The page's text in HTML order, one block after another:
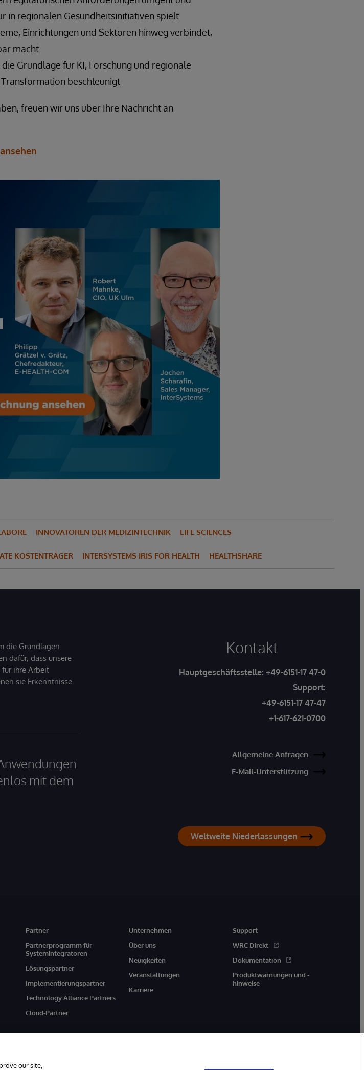
in regionalen Gesundheitsinitiativen spielt
Einrichtungen und Sektoren hinweg verbindet,
macht
Grundlage für KI, Forschung und regionale
beschleunigt
freuen wir uns über Ihre Nachricht an
INNOVATOREN DER MEDIZINTECHNIK LIFE SCIENCES
KOSTENTRÄGER INTERSYSTEMS IRIS FOR HEALTH HEALTHSHARE
die Grundlagen
dafür, dass unsere
für ihre Arbeit
sie Erkenntnisse
mit dem
Kontakt
Hauptgeschäftsstelle: +49-6151-17 47-0
Support:
+49-6151-17 47-47
+1-617-621-0700
Allgemeine Anfragen
E-Mail-Unterstützung
Weltweite Niederlassungen
Partner
Partnerprogramm für
Systemintegratoren
Lösungspartner
Implementierungspartner
Technology Alliance Partners
Cloud-Partner
Unternehmen
Über uns
Neuigkeiten
Veranstaltungen
Karriere
Support
WRC Direkt
Dokumentation
Produktwarnungen und -
hinweise
our site,